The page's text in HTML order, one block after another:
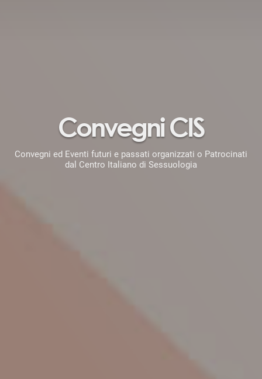
Convegni CIS
Convegni ed Eventi futuri e passati organizzati o Patrocinati
dal Centro Italiano di Sessuologia